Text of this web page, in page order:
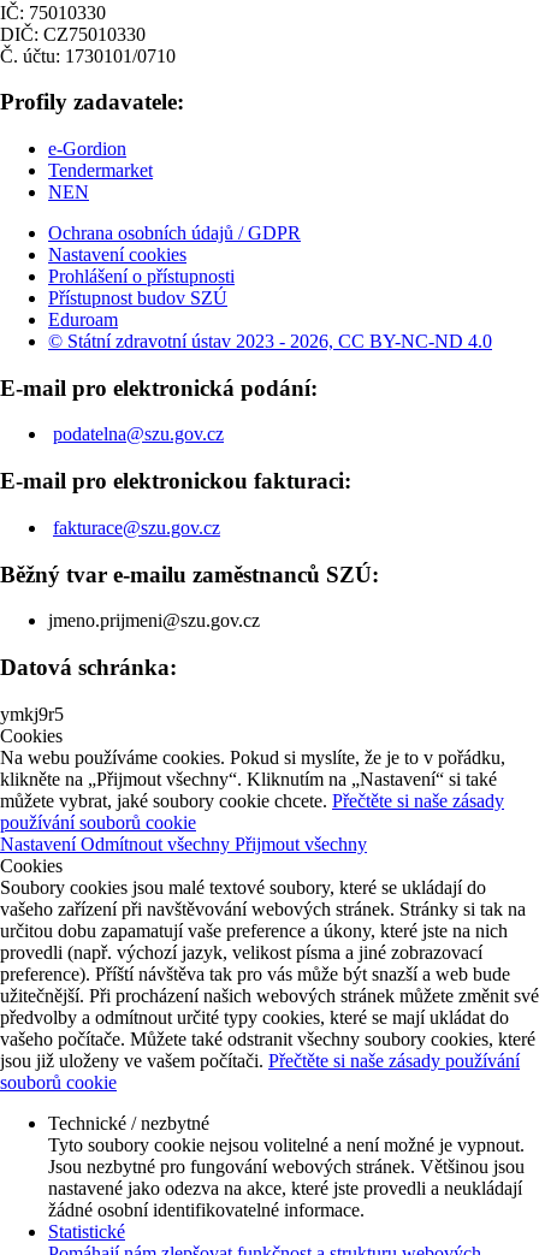
IČ: 75010330
DIČ: CZ75010330
Č. účtu: 1730101/0710
Profily zadavatele:
e-Gordion
Tendermarket
NEN
Ochrana osobních údajů / GDPR
Nastavení cookies
Prohlášení o přístupnosti
Přístupnost budov SZÚ
Eduroam
© Státní zdravotní ústav 2023 - 2026, CC BY-NC-ND 4.0
E-mail pro elektronická podání:
podatelna@szu.gov.cz
E-mail pro elektronickou fakturaci:
fakturace@szu.gov.cz
Běžný tvar e-mailu zaměstnanců SZÚ:
jmeno.prijmeni@szu.gov.cz
Datová schránka:
ymkj9r5
Cookies
Na webu používáme cookies. Pokud si myslíte, že je to v pořádku,
klikněte na „Přijmout všechny“. Kliknutím na „Nastavení“ si také
můžete vybrat, jaké soubory cookie chcete. Přečtěte si naše zásady
používání souborů cookie
NastaveníOdmítnout všechny Přijmout všechny
Cookies
Soubory cookies jsou malé textové soubory, které se ukládají do
vašeho zařízení při navštěvování webových stránek. Stránky si tak na
určitou dobu zapamatují vaše preference a úkony, které jste na nich
provedli (např. výchozí jazyk, velikost písma a jiné zobrazovací
preference). Příští návštěva tak pro vás může být snazší a web bude
užitečnější. Při procházení našich webových stránek můžete změnit své
předvolby a odmítnout určité typy cookies, které se mají ukládat do
vašeho počítače. Můžete také odstranit všechny soubory cookies, které
jsou již uloženy ve vašem počítači. Přečtěte si naše zásady používání
souborů cookie
Technické / nezbytné
Tyto soubory cookie nejsou volitelné a není možné je vypnout.
Jsou nezbytné pro fungování webových stránek. Většinou jsou
nastavené jako odezva na akce, které jste provedli a neukládají
žádné osobní identifikovatelné informace.
Statistické